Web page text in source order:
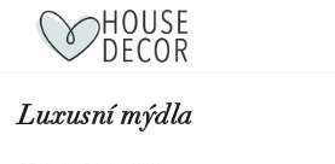
Luxusní mýdla